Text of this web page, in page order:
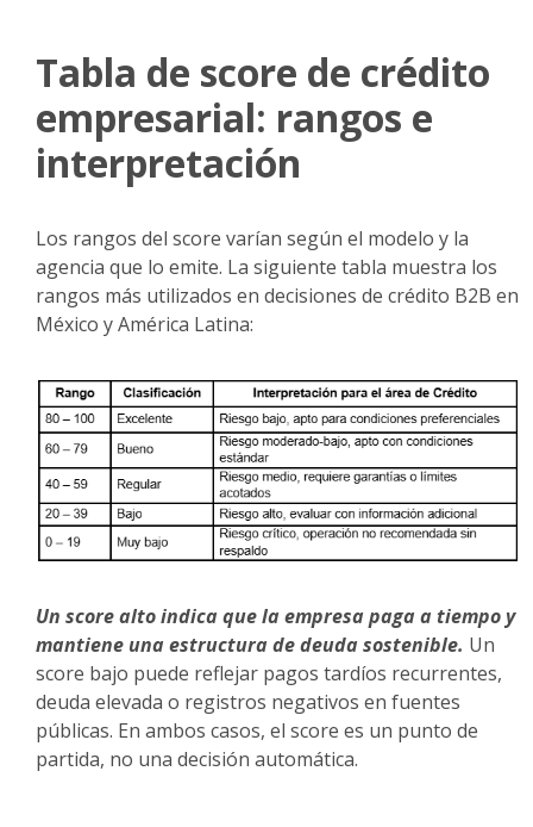
Tabla de score de crédito
empresarial: rangos e
interpretación
Los rangos del score varían según el modelo y la
agencia que lo emite. La siguiente tabla muestra los
rangos más utilizados en decisiones de crédito B2B en
México y América Latina:
Un score alto indica que la empresa paga a tiempo y
mantiene una estructura de deuda sostenible. Un
score bajo puede reflejar pagos tardíos recurrentes,
deuda elevada o registros negativos en fuentes
públicas. En ambos casos, el score es un punto de
partida, no una decisión automática.